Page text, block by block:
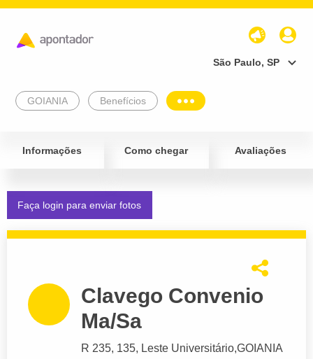
São Paulo, SP
GOIANIA Benefícios
Informações Como chegar Avaliações
Faça login para enviar fotos
Clavego Convenio
Ma/Sa
R 235, 135, Leste Universitário,GOIANIA